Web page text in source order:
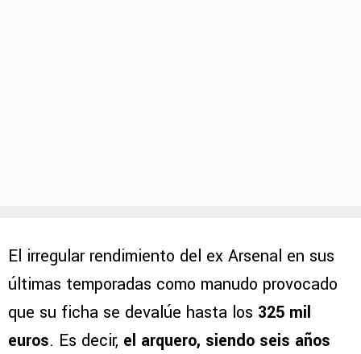
El irregular rendimiento del ex Arsenal en sus
últimas temporadas como manudo provocado
que su ficha se devalúe hasta los 325 mil
euros. Es decir, el arquero, siendo seis años